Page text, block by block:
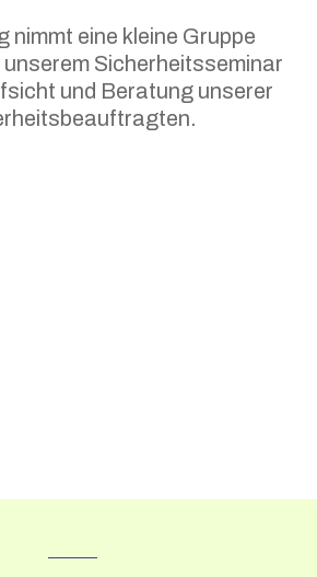
nimmt eine kleine Gruppe
Sicherheitsseminar
und Beratung unserer